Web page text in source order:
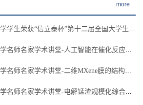
more
中南大学学生荣获“信立泰杯”第十二届全国大学生化工安全设计大赛金奖
中南大学名师名家学术讲堂-人工智能在催化反应过程中的应用
中南大学名师名家学术讲堂-二维MXene膜的结构调控及其在分离领域的应用
中南大学名师名家学术讲堂-电解锰渣规模化综合利用技术研究